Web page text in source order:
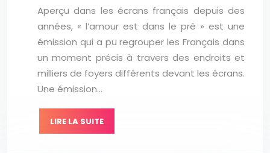
Aperçu dans les écrans français depuis des
années, « l’amour est dans le pré » est une
émission qui a pu regrouper les Français dans
un moment précis à travers des endroits et
milliers de foyers différents devant les écrans.
Une émission…
LIRE LA SUITE